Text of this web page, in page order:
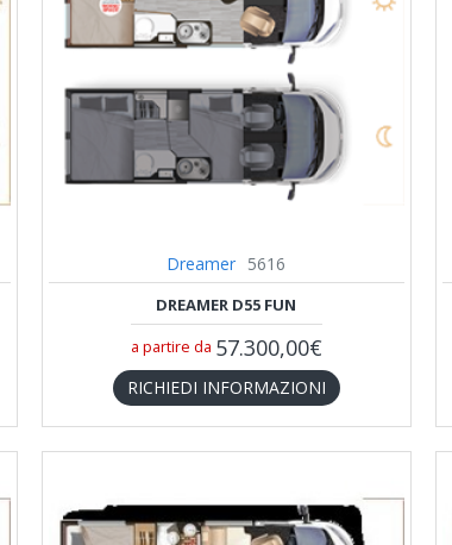
Dreamer 5616
DREAMER D55 FUN
a partire da 57.300,00€
RICHIEDI INFORMAZIONI